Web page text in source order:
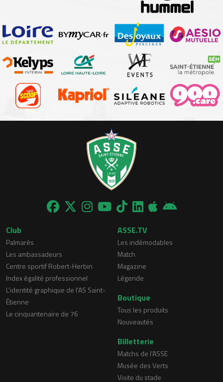
Club
Palmarès
Les ambassadeurs
Centre sportif Robert-Herbin
Index égalité professionnel
L'identité graphique de l'AS Saint-
Étienne
Le cinquantenaire de 76
ASSE.TV
Les indémodables
Match
Magazine
Légende
Boutique
Tous les produits
Nouveautés
Billetterie
Matchs de l'ASSE
Musée des Verts
Visite du stade